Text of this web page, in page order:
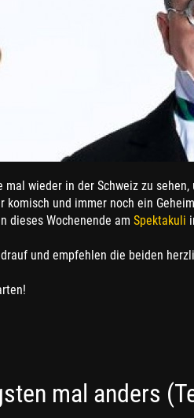
mal wieder in der Schweiz zu
komisch und immer noch ein
dieses Wochenende am Spektakuli
und empfehlen die beiden
mal anders